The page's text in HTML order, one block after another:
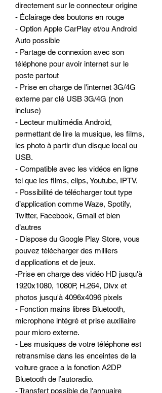
directement sur le connecteur origine
- Éclairage des boutons en rouge
- Option Apple CarPlay et/ou Android
Auto possible
- Partage de connexion avec son
téléphone pour avoir internet sur le
poste partout
- Prise en charge de l'internet 3G/4G
externe par clé USB 3G/4G (non
incluse)
- Lecteur multimédia Android,
permettant de lire la musique, les films,
les photo à partir d'un disque local ou
USB.
- Compatible avec les vidéos en ligne
tel que les films, clips, Youtube, IPTV.
- Possibilité de télécharger tout type
d’application comme Waze, Spotify,
Twitter, Facebook, Gmail et bien
d’autres
- Dispose du Google Play Store, vous
pouvez télécharger des milliers
d'applications et de jeux.
-Prise en charge des vidéo HD jusqu'à
1920x1080, 1080P, H.264, Divx et
photos jusqu'à 4096x4096 pixels
- Fonction mains libres Bluetooth,
microphone intégré et prise auxiliaire
pour micro externe.
- Les musiques de votre téléphone est
retransmise dans les enceintes de la
voiture grace a la fonction A2DP
Bluetooth de l’autoradio.
- Transfert possible de l'annuaire